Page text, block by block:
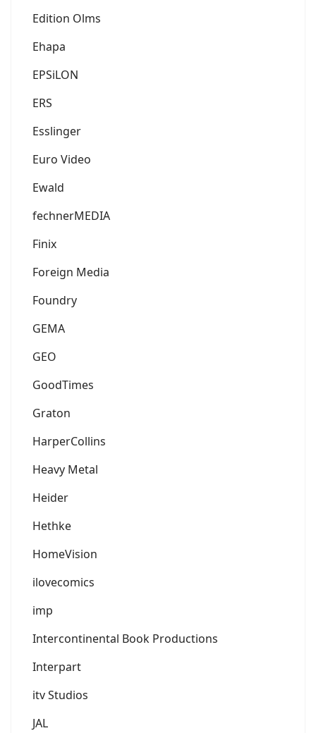
Edition Olms
Ehapa
EPSiLON
ERS
Esslinger
Euro Video
Ewald
fechnerMEDIA
Finix
Foreign Media
Foundry
GEMA
GEO
GoodTimes
Graton
HarperCollins
Heavy Metal
Heider
Hethke
HomeVision
ilovecomics
imp
Intercontinental Book Productions
Interpart
itv Studios
JAL